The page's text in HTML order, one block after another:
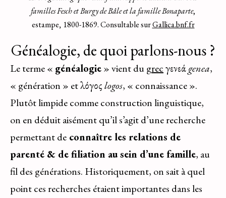
familles Fesch et Burgy de Bâle et la famille Bonaparte,
estampe, 1800-1869. Consultable surGallica.bnf.fr
Généalogie, de quoi parlons-nous ?
Le terme « généalogie» vient dugrecγενεάgenea,
« génération » et λόγοςlogos, « connaissance ».
Plutôt limpide comme construction linguistique,
on en déduit aisément qu’il s’agit d’une recherche
permettant de connaître les relations de
parenté & de filiation au sein d’une famille, au
fil des générations. Historiquement, on sait à quel
point ces recherches étaient importantes dans les